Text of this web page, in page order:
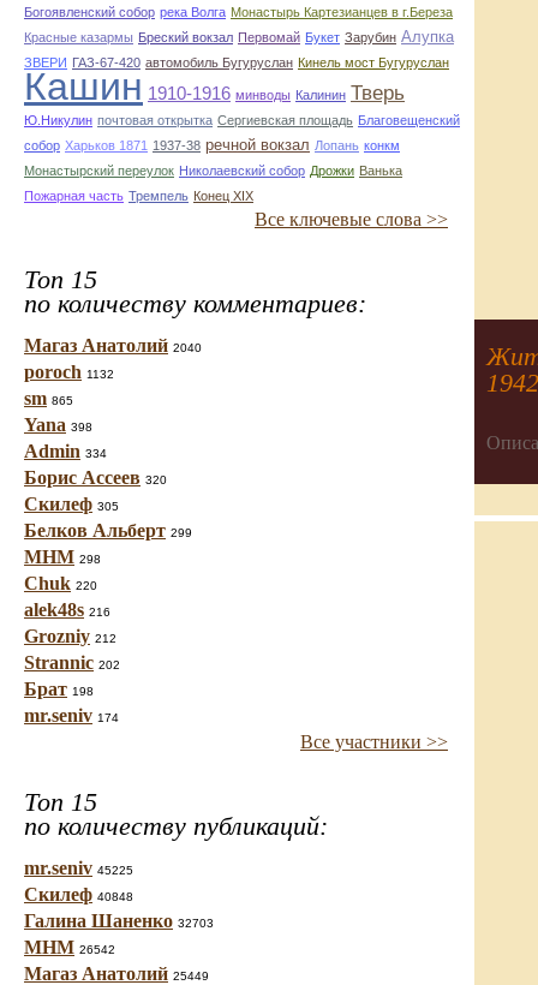
Богоявленский собор река Волга Монастырь Картезианцев в г.Береза
Красные казармы Бреский вокзал Первомай Букет Зарубин Алупка
ЗВЕРИ ГАЗ-67-420 автомобиль Бугуруслан Кинель мост Бугуруслан
Кашин 1910-1916 минводы Калинин Тверь
Ю.Никулин почтовая открытка Сергиевская площадь Благовещенский
собор Харьков 1871 1937-38 речной вокзал Лопань конкм
Монастырский переулок Николаевский собор Дрожки Ванька
Пожарная часть Тремпель Конец XIX
Все ключевые слова >>
Топ 15
по количеству комментариев:
Магаз Анатолий 2040
poroch 1132
sm 865
Yana 398
Admin 334
Борис Ассеев 320
Скилеф 305
Белков Альберт 299
МНМ 298
Chuk 220
alek48s 216
Grozniy 212
Strannic 202
Брат 198
mr.seniv 174
Все участники >>
Топ 15
по количеству публикаций:
mr.seniv 45225
Скилеф 40848
Галина Шаненко 32703
МНМ 26542
Магаз Анатолий 25449